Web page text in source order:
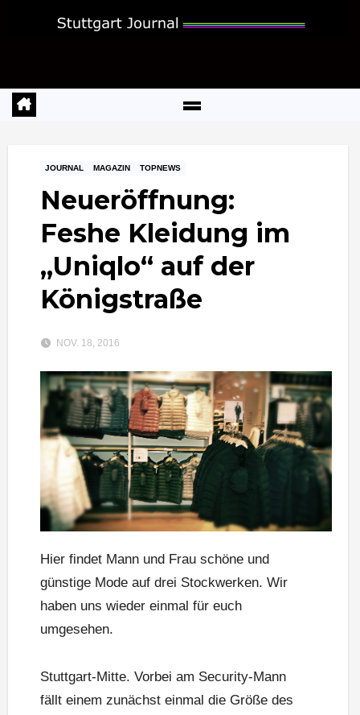
JOURNAL MAGAZIN TOPNEWS
Neueröffnung:
Feshe Kleidung im
„Uniqlo“ auf der
Königstraße
NOV. 18, 2016
Hier findet Mann und Frau schöne und
günstige Mode auf drei Stockwerken. Wir
haben uns wieder einmal für euch
umgesehen.
Stuttgart-Mitte. Vorbei am Security-Mann
fällt einem zunächst einmal die Größe des